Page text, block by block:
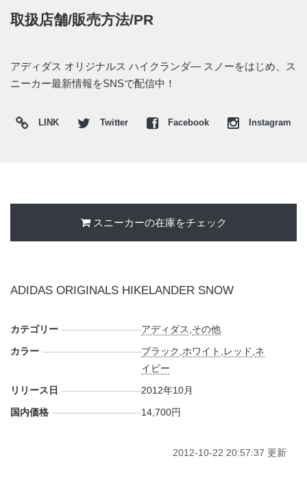
取扱店舗/販売方法/PR
アディダス オリジナルス ハイクランダ― スノーをはじめ、ス
ニーカー最新情報をSNSで配信中！
LINK Twitter Facebook Instagram
スニーカーの在庫をチェック
ADIDAS ORIGINALS HIKELANDER SNOW
カテゴリー アディダス その他
カラー
ブラック ホワイト レッド ネ
イビー
リリース日
2012年10月
国内価格
14,700円
2012-10-22 20:57:37 更新